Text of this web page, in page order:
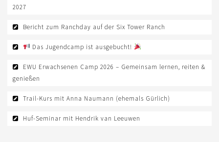
2027
Bericht zum Ranchday auf der Six Tower Ranch
Das Jugendcamp ist ausgebucht!
EWU Erwachsenen Camp 2026 – Gemeinsam lernen, reiten &
genießen
Trail-Kurs mit Anna Naumann (ehemals Gürlich)
Huf-Seminar mit Hendrik van Leeuwen